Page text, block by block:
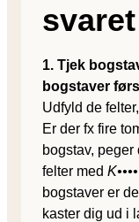
1. Tjek
bogstaver
Udfyld de
Er der fx fire
bogstav, peger
felter med K••••
bogstaver er
kaster dig ud i